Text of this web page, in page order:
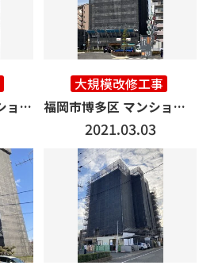
福岡市博多区 マンション改修工事3500㎡
大規模改修工事
福岡市博多区 マンション改修工事 3500㎡
2021.03.03